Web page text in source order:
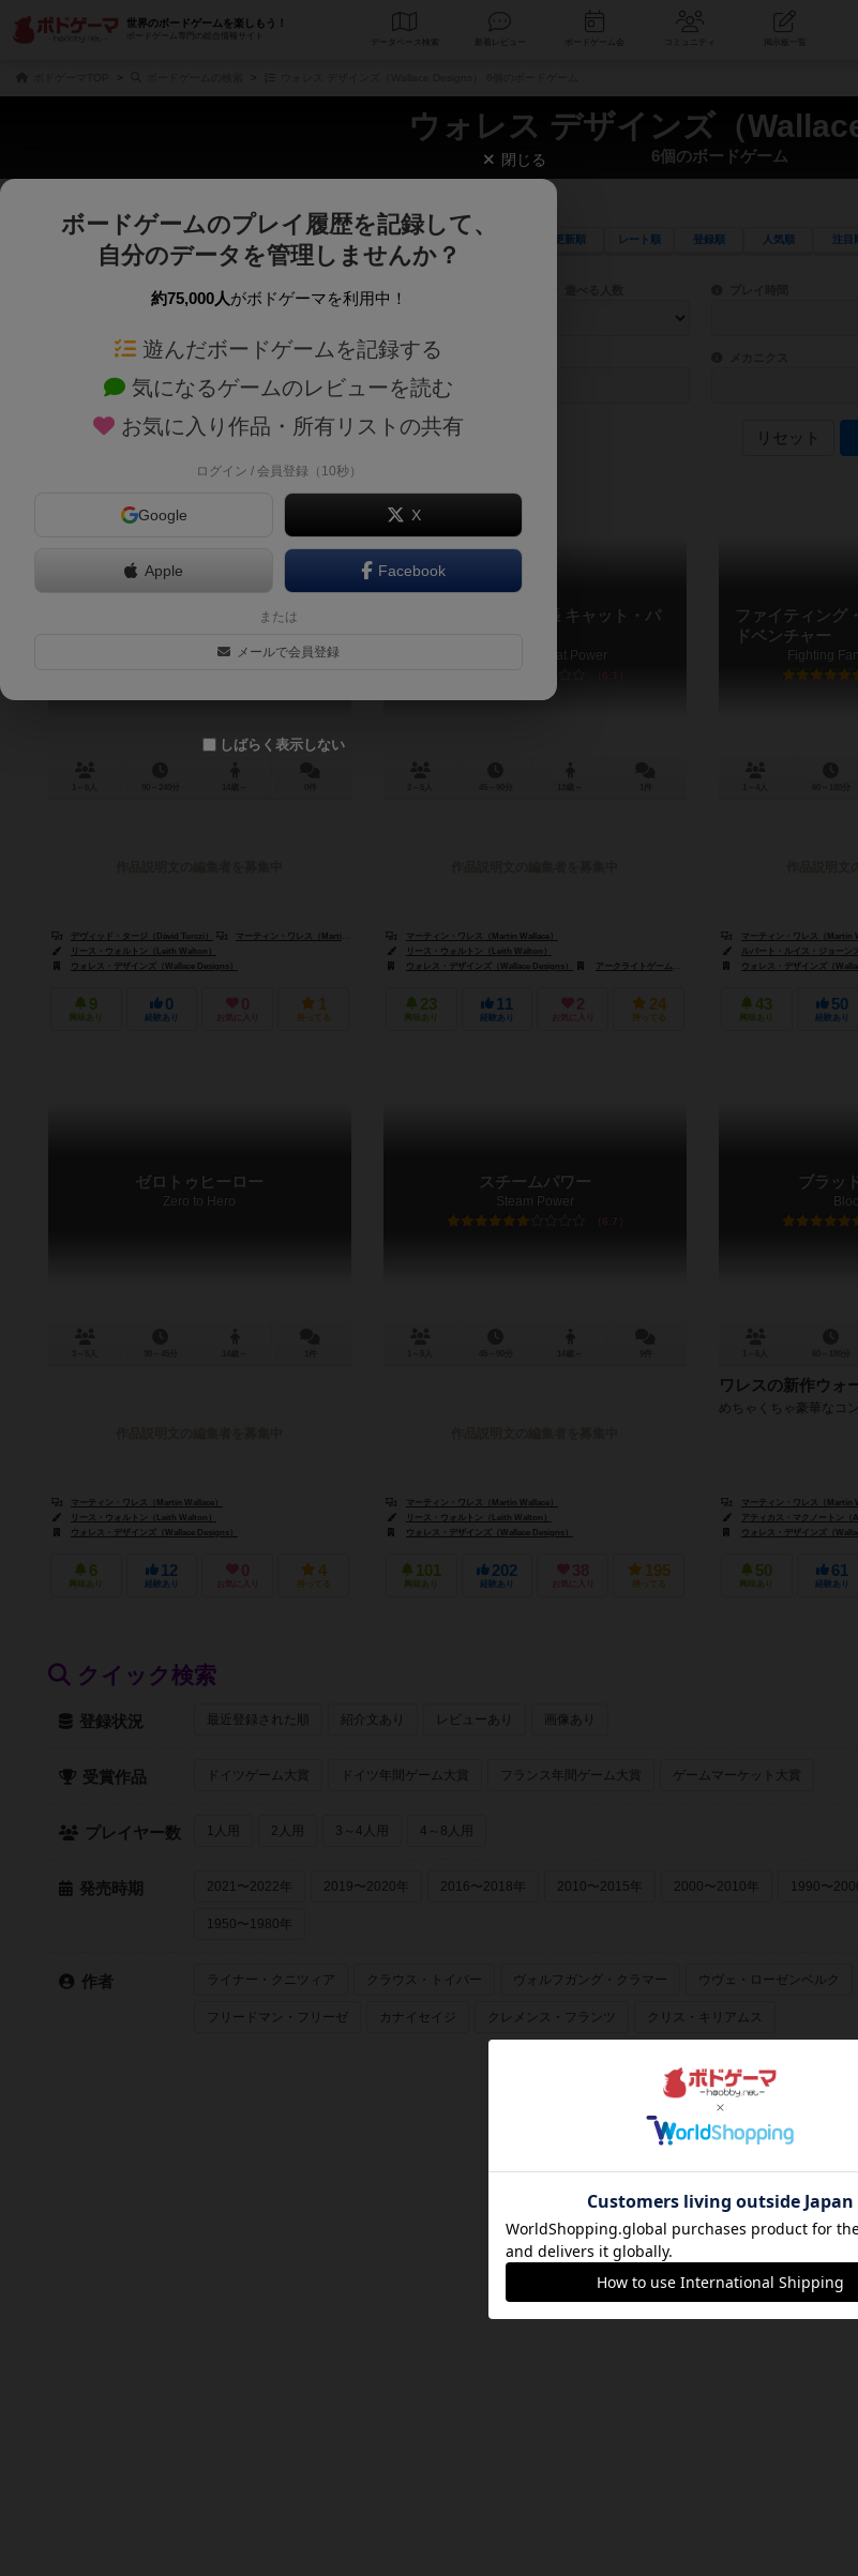
世界のボードゲームを楽しもう！
ボードゲーム専門の総合情報サイト
データベース コミュニティ
ウォレス デザインズ（
6個のボードゲーム
じっくり表示 更新順 レート順 登録順 人気順 注目
商品名、商品説明文、デザイナー名、テーマ名、メカニクス名を対象にフリーワード検索ができます。
ゲームデザイナー名を指定して検索できます。
ゲームデザイナー 目安となる所要時間を
対象年齢を指定します。 世界観や登場人物などモチーフ・ストーリーを指定することができます。直感的にゲ
テーマ/フレーバー ゲーム性を構成するコ
リセット
ブラッドストーンズ：ドワーフ＆ジ
Bloodstones: Dwarves & Djinn
デヴィッド・タージ（Dávid Turczi）
マーティン・ワレス（Martin Wallace）
リース・ウォルトン（Leith Walton）
ウォレス・デザインズ（Wallace Designs）
9
興味あり
0
経験あり
0
お気に入り
1
持ってる
スチーム・パワー拡張 キャット・パ
Steam Power: Cat Power
6.1
マーティン・ワレス（Martin Wallace）
リース・ウォルトン（Leith Walton）
ウォレス・デザインズ（Wallace Designs）
アークライトゲームズ（Arclight Games）
23
興味あり
11
経験あり
2
お気に入り
24
持ってる
ファイティング
ドベンチャー
Fighting
マーティン・ワレス（Martin
ルパート・ルイス・ジョーン
ウォレス・デザインズ（
43
興味あり
50
経験あり
ゼロトゥヒーロー
Zero to Hero
マーティン・ワレス（Martin Wallace）
リース・ウォルトン（Leith Walton）
ウォレス・デザインズ（Wallace Designs）
6
興味あり
12
経験あり
0
お気に入り
4
持ってる
スチームパワー
Steam Power
6.7
マーティン・ワレス（Martin Wallace）
リース・ウォルトン（Leith Walton）
ウォレス・デザインズ（Wallace Designs）
101
興味あり
202
経験あり
38
お気に入り
195
持ってる
ブラッ
ワレスの新作ウォ
めちゃくちゃ豪華なコ
マーティン・ワレス（Martin
アティカス・マクノートン（
ウォレス・デザインズ（
50
興味あり
61
経験あり
クイック検索
登録状況 最近登録された順 紹介文あり レビューあり 画像あり
受賞作品 ドイツゲーム大賞 ドイツ年間ゲーム大賞 フランス年間ゲーム大賞 ゲームマーケット大賞
プレイヤー数 1人用 2人用 3～4人用 4～8人用
発売時期 2021〜2022年 2019〜2020年 2016〜2018年 2010〜2015年 2000〜2010年 1990〜
1950〜1980年
作者 ライナー・クニツィア クラウス・トイバー ヴォルフガング・クラマー ウヴェ・ローゼンベルク
フリードマン・フリーゼ カナイセイジ クレメンス・フランツ クリス・キリアムス
閉じる
ボードゲームのプレイ履歴を記録して、
自分のデータを管理しませんか？
約75,000人がボドゲーマを利用中！
遊んだボードゲームを記録する
気になるゲームのレビューを読む
お気に入り作品・所有リストの共有
ログイン / 会員登録（10秒）
Google X
Apple Facebook
または
メールで会員登録
しばらく表示しない